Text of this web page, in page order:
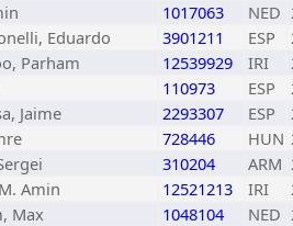
1017063 NED
Eduardo 3901211 ESP
Parham 12539929 IRI
110973 ESP
Jaime 2293307 ESP
728446 HUN
310204 ARM
Amin 12521213 IRI
Max 1048104 NED